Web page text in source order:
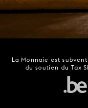
La Monnaie est
du soutien du Tax